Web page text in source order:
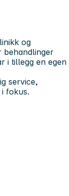
og
behandlinger
i tillegg en egen
service,
fokus.